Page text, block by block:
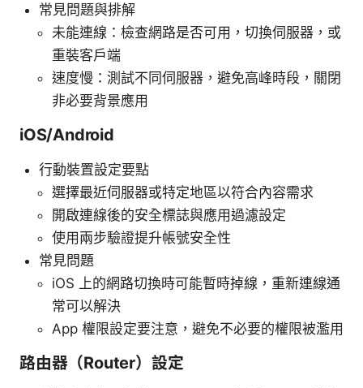
常見問題與排解
未能連線：檢查網路是否可用，切換伺服器，或
重裝客戶端
速度慢：測試不同伺服器，避免高峰時段，關閉
非必要背景應用
iOS/Android
行動裝置設定要點
選擇最近伺服器或特定地區以符合內容需求
開啟連線後的安全標誌與應用過濾設定
使用兩步驗證提升帳號安全性
常見問題
iOS 上的網路切換時可能暫時掉線，重新連線通
常可以解決
App 權限設定要注意，避免不必要的權限被濫用
路由器（Router）設定